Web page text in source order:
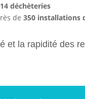
déchèteries
de 350 installations
et la rapidité des